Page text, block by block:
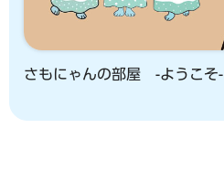
さもにゃんの部屋 -ようこそ-